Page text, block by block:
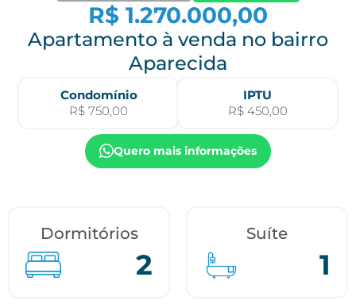
R$ 1.270.000,00
Apartamento à venda no bairro
Aparecida
Condomínio
R$ 750,00
IPTU
R$ 450,00
Quero mais informações
Dormitórios
2
Suíte
1